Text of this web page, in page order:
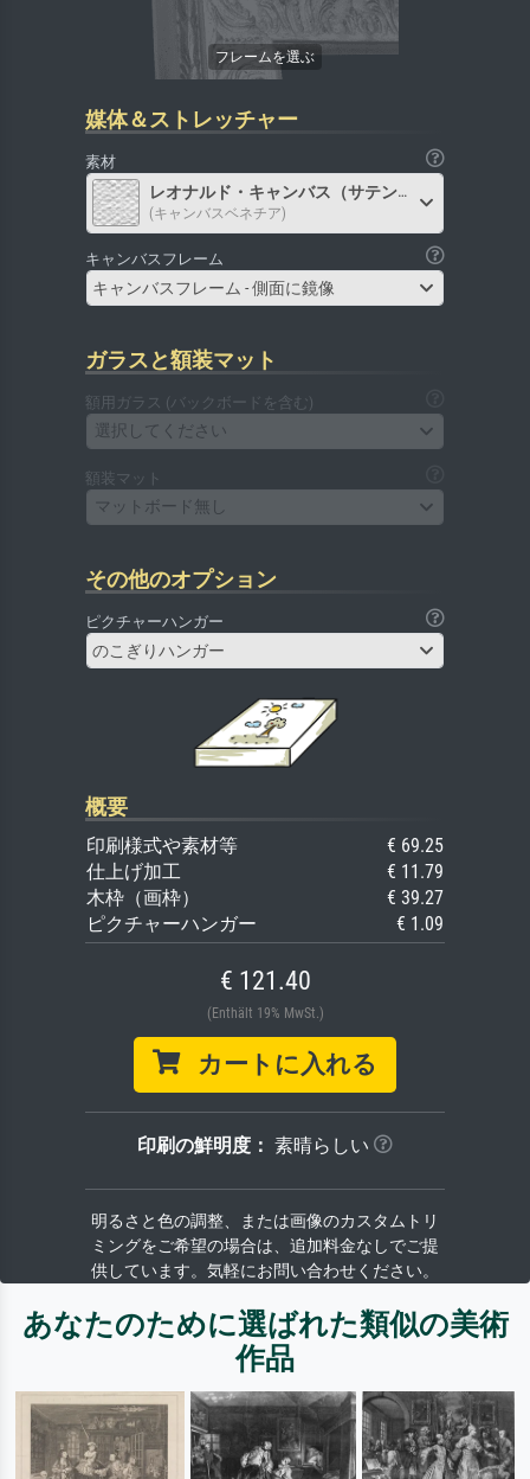
媒体＆ストレッチャー
素材
レオナルド・キャンバス（サテン）
(キャンバスベネチア)
キャンバスフレーム
キャンバスフレーム - 側面に鏡像
ガラスと額装マット
額用ガラス (バックボードを含む)
選択してください
額装マット
マットボード無し
その他のオプション
ピクチャーハンガー
のこぎりハンガー
概要
印刷様式や素材等
€ 69.25
仕上げ加工
€ 11.79
木枠（画枠）
€ 39.27
ピクチャーハンガー
€ 1.09
€ 121.40
(Enthält 19% MwSt.)
カートに入れる
印刷の鮮明度： 素晴らしい
明るさと色の調整、または画像のカスタムトリ
ミングをご希望の場合は、追加料金なしでご提
供しています。気軽にお問い合わせください。
あなたのために選ばれた類似の美術
作品